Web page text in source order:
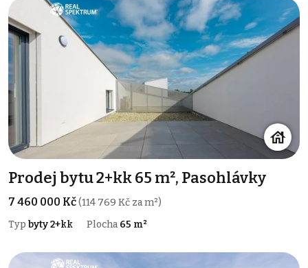
Prodej bytu 2+kk 65 m², Pasohlávky
7 460 000 Kč(114 769 Kč za m²)
Typ byty 2+kk Plocha 65 m²